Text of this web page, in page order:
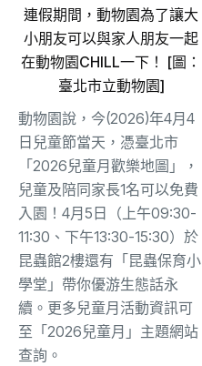
連假期間，動物園為了讓大
小朋友可以與家人朋友一起
在動物園CHILL一下！ [圖：
臺北市立動物園]
動物園說，今(2026)年4月4
日兒童節當天，憑臺北市
「2026兒童月歡樂地圖」，
兒童及陪同家長1名可以免費
入園！4月5日（上午09:30-
11:30、下午13:30-15:30）於
昆蟲館2樓還有「昆蟲保育小
學堂」帶你優游生態話永
續。更多兒童月活動資訊可
至「2026兒童月」主題網站
查詢。